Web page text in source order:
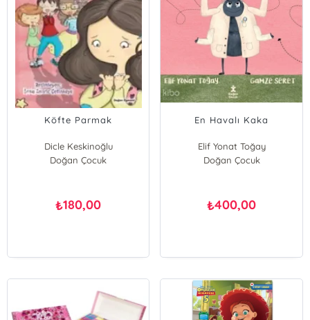
Köfte Parmak
Dicle Keskinoğlu
Doğan Çocuk
₺180,00
En Havalı Kaka
Elif Yonat Toğay
Doğan Çocuk
₺400,00